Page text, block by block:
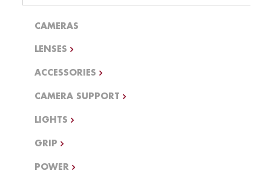
for:
CAMERAS
LENSES
ACCESSORIES
CAMERA SUPPORT
LIGHTS
GRIP
POWER